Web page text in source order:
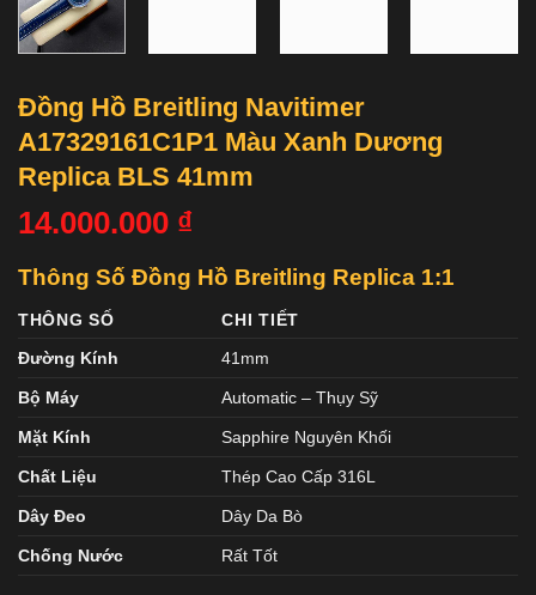
Đồng Hồ Breitling Navitimer
A17329161C1P1 Màu Xanh Dương
Replica BLS 41mm
14.000.000 ₫
Thông Số Đồng Hồ Breitling Replica 1:1
THÔNG SỐ
CHI TIẾT
Đường Kính
41mm
Bộ Máy Automatic – Thụy Sỹ
Mặt Kính Sapphire Nguyên Khối
Chất Liệu Thép Cao Cấp 316L
Dây Đeo Dây Da Bò
Chống Nước Rất Tốt